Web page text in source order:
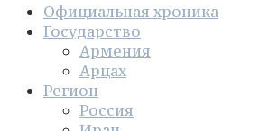
Официальная хроника
Государство
Армения
Арцах
Регион
Россия